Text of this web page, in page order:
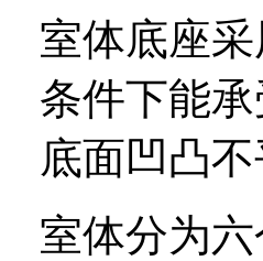
室体底座采
条件下能
底面凹凸
室体分为